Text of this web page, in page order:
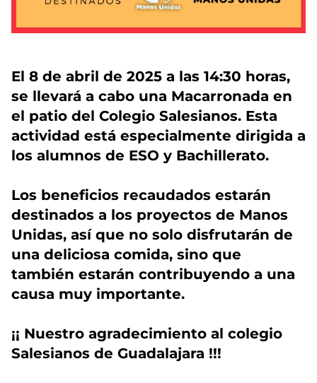
El 8 de abril de 2025 a las 14:30 horas,
se llevará a cabo una Macarronada en
el patio del Colegio Salesianos. Esta
actividad está especialmente dirigida a
los alumnos de ESO y Bachillerato.
Los beneficios recaudados estarán
destinados a los proyectos de Manos
Unidas, así que no solo disfrutarán de
una deliciosa comida, sino que
también estarán contribuyendo a una
causa muy importante.
¡¡ Nuestro agradecimiento al colegio
Salesianos de Guadalajara !!!